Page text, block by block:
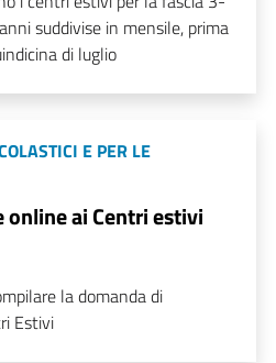
suddivise in mensile, prima
di luglio
E PER LE
ai Centri estivi
la domanda di
Estivi